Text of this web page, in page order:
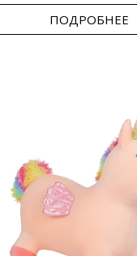
ПОДРОБНЕЕ